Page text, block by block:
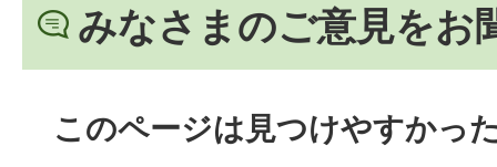
みなさまのご意見をお
このページは見つけやすかっ